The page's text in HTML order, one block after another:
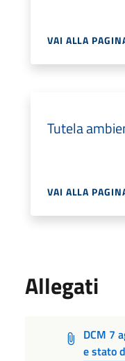
VAI ALLA
Tutela
VAI ALLA
Allegati
DCM 7
e stato